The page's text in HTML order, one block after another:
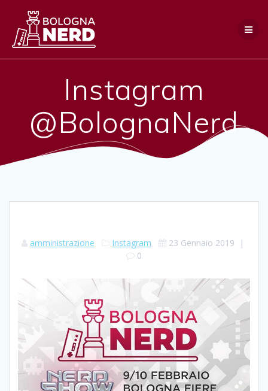
Instagram
@BolognaNerd
amministrazione Instagram 23 Gennaio 2019 |
0